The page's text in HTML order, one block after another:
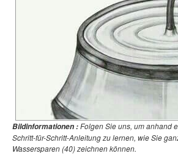
Bildinformationen :Folgen Sie uns, um anhand
Schritt-für-Schritt-Anleitung zu lernen, wie Sie
Wassersparen (40) zeichnen können.